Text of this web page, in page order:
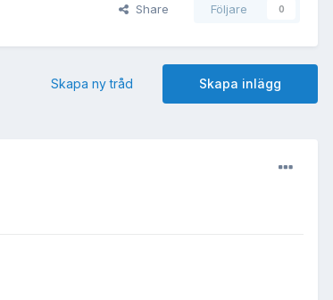
Share Följare 0
Skapa inlägg
Skapa ny tråd